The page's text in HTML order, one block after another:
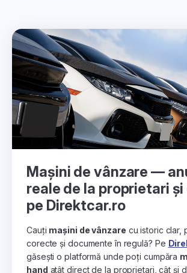
Mașini de vânzare —
reale de la proprietari
pe Direktcar.ro
Cauți mașini de vânzare cu istoric clar,
corecte și documente în regulă? Pe
găsești o platformă unde poți cumpăra
hand atât direct de la proprietari, cât și